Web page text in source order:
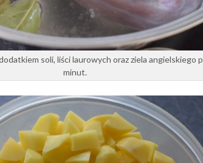
soli, liści laurowych oraz ziela angielskiego
minut.